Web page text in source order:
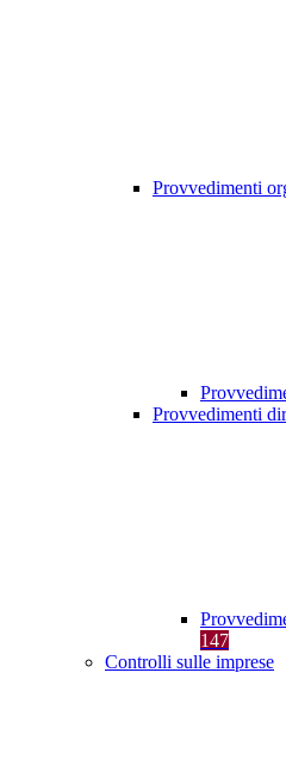
Provvedimenti
Provvedimenti
147
Controlli sulle imprese